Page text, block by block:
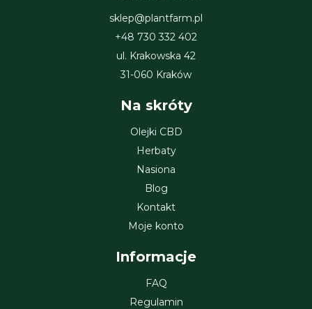
sklep@plantfarm.pl
+48 730 332 402
ul. Krakowska 42
31-060 Kraków
Na skróty
Olejki CBD
Herbaty
Nasiona
Blog
Kontakt
Moje konto
Informacje
FAQ
Regulamin